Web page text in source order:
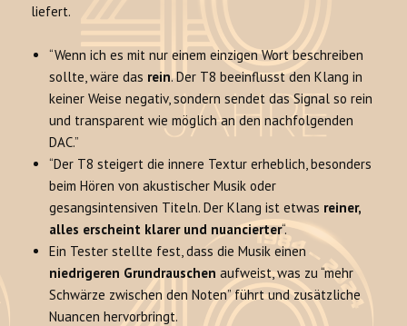
liefert.
“Wenn ich es mit nur einem einzigen Wort beschreiben
sollte, wäre das rein. Der T8 beeinflusst den Klang in
keiner Weise negativ, sondern sendet das Signal so rein
und transparent wie möglich an den nachfolgenden
DAC.”
“Der T8 steigert die innere Textur erheblich, besonders
beim Hören von akustischer Musik oder
gesangsintensiven Titeln. Der Klang ist etwas reiner,
alles erscheint klarer und nuancierter“.
Ein Tester stellte fest, dass die Musik einen
niedrigeren Grundrauschen aufweist, was zu “mehr
Schwärze zwischen den Noten” führt und zusätzliche
Nuancen hervorbringt.